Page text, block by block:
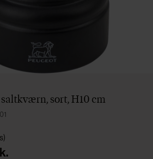
sort, H10 cm